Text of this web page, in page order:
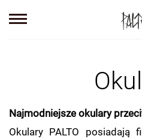
Najmodniejsze okulary
Okulary PALTO posiadają